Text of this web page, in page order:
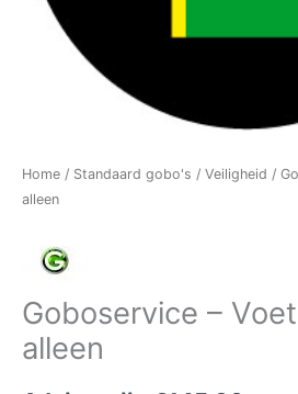
Home / Standaard gobo's / Veiligheid /
alleen
Goboservice –
alleen